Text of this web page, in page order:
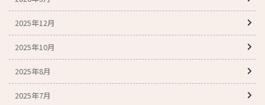
2025年12月
2025年10月
2025年8月
2025年7月